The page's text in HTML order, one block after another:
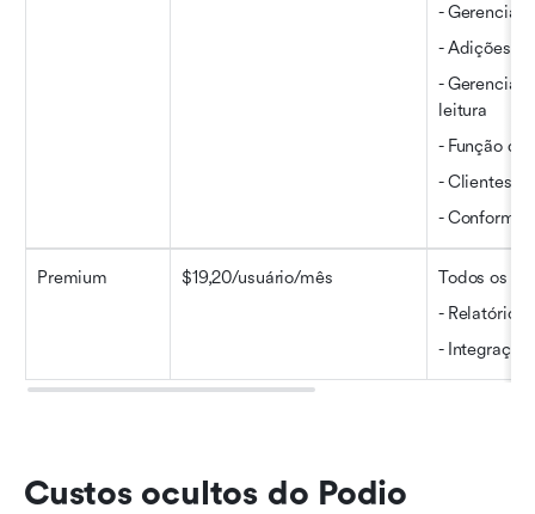
-
- Adições
-
leitura
- Função de
- Clientes
-
Premium $19,20/usuário/mês
Todos os
- Relatórios
-
Custos ocultos do Podio